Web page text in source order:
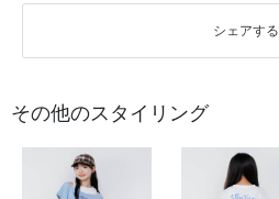
シェアする
その他のスタイリング